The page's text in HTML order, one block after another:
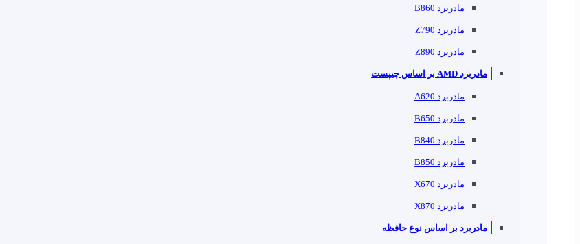
مادربرد B860
مادربرد Z790
مادربرد Z890
مادربرد AMD بر اساس چیپست
مادربرد A620
مادربرد B650
مادربرد B840
مادربرد B850
مادربرد X670
مادربرد X870
مادربرد بر اساس نوع حافظه